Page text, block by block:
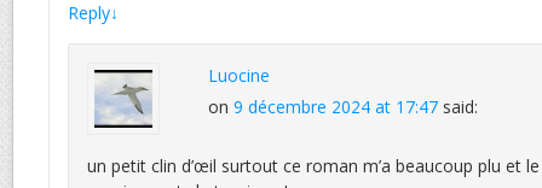
Reply↓
Luocine
on 9 décembre 2024 at 17:47 said:
un petit clin d’œil surtout ce roman m’a beaucoup plu et